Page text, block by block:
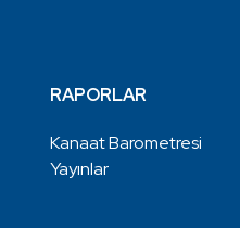
RAPORLAR
Kanaat Barometresi
Yayınlar